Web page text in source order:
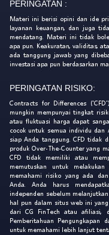
PERINGATAN :
Materi ini berisi opini dan ide
layanan keuangan, dan juga
mendatang. Materi ini tidak
apa pun. Keakuratan, validitas,
ada tanggung jawab yang
investasi apa pun berdasarkan
PERINGATAN RISIKO:
Contracts for Differences
mungkin mempunyai tingkat
atau fluktuasi harga dapat
cocok untuk semua individu
siap Anda tanggung. CFD tidak
produk Over-The-Counter yang
CFD tidak memiliki atau
memutuskan untuk
memahami risiko yang ada
Anda. Anda harus
independen sebelum
hal pun dalam situs web ini
dari CG FinTech atau afiliasi,
Pemberitahuan Pengungkapan
untuk memahami lebih lanjut